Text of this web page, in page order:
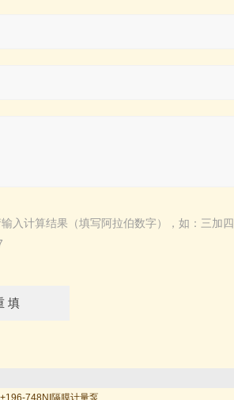
入计算结果（填写阿拉伯数字），如：三加四
748NI隔膜计量泵